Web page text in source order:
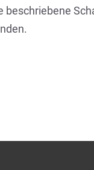
beschriebene